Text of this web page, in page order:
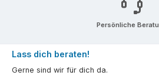
Persönliche
Lass dich beraten!
Gerne sind wir für dich da.